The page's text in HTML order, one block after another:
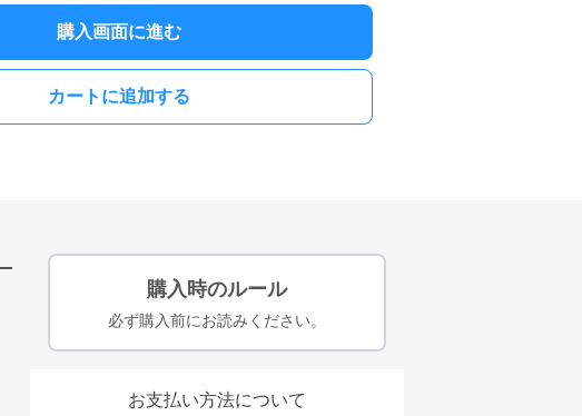
購入画面に進む
カートに追加する
購入時のルール
必ず購入前にお読みください。
お支払い方法について